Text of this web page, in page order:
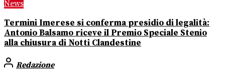
News
Termini Imerese si conferma presidio di legalità:
Antonio Balsamo riceve il Premio Speciale Stenio
alla chiusura di Notti Clandestine
Redazione